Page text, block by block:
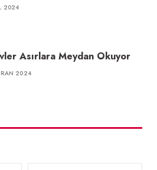
2024
Asırlara Meydan Okuyor
2024